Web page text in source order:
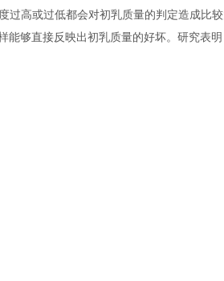
过高或过低都会对初乳质量的判定造成比
够直接反映出初乳质量的好坏。研究表明